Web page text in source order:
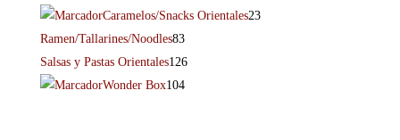
Caramelos/Snacks Orientales23
Ramen/Tallarines/Noodles83
Salsas y Pastas Orientales126
Wonder Box104